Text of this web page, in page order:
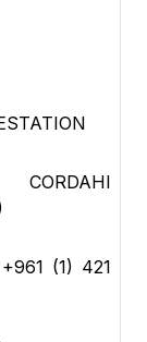
CORDAHI
+961 (1) 421